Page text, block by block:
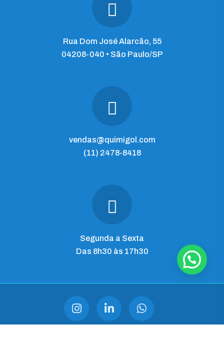
Rua Dom José Alarcão, 55
04208-040 • São Paulo/SP
vendas@quimigol.com
(11) 2478-8418
Segunda a Sexta
Das 8h30 às 17h30